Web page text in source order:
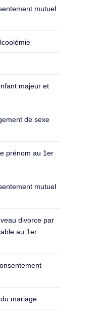
mutuel
majeur et
de sexe
prénom au 1er
mutuel
divorce par
au 1er
mariage